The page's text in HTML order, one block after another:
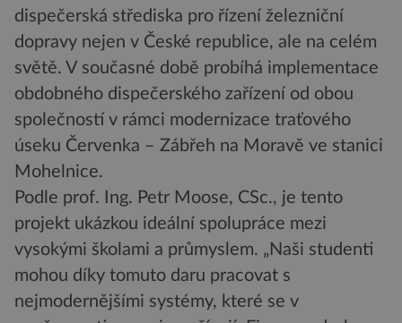
dispečerská střediska pro řízení železniční
dopravy nejen v České republice, ale na celém
světě. V současné době probíhá implementace
obdobného dispečerského zařízení od obou
společností v rámci modernizace traťového
úseku Červenka – Zábřeh na Moravě ve stanici
Mohelnice.
Podle prof. Ing. Petr Moose, CSc., je tento
projekt ukázkou ideální spolupráce mezi
vysokými školami a průmyslem. „Naši studenti
mohou díky tomuto daru pracovat s
nejmodernějšími systémy, které se v